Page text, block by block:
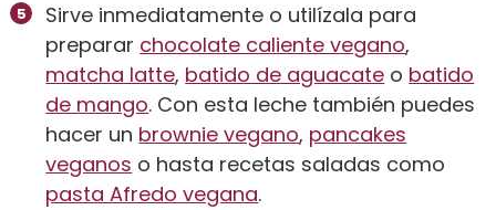
Sirve inmediatamente o utilízala para
preparar chocolate caliente vegano,
matcha latte, batido de aguacate o batido
de mango. Con esta leche también puedes
hacer un brownie vegano, pancakes
veganos o hasta recetas saladas como
pasta Afredo vegana.